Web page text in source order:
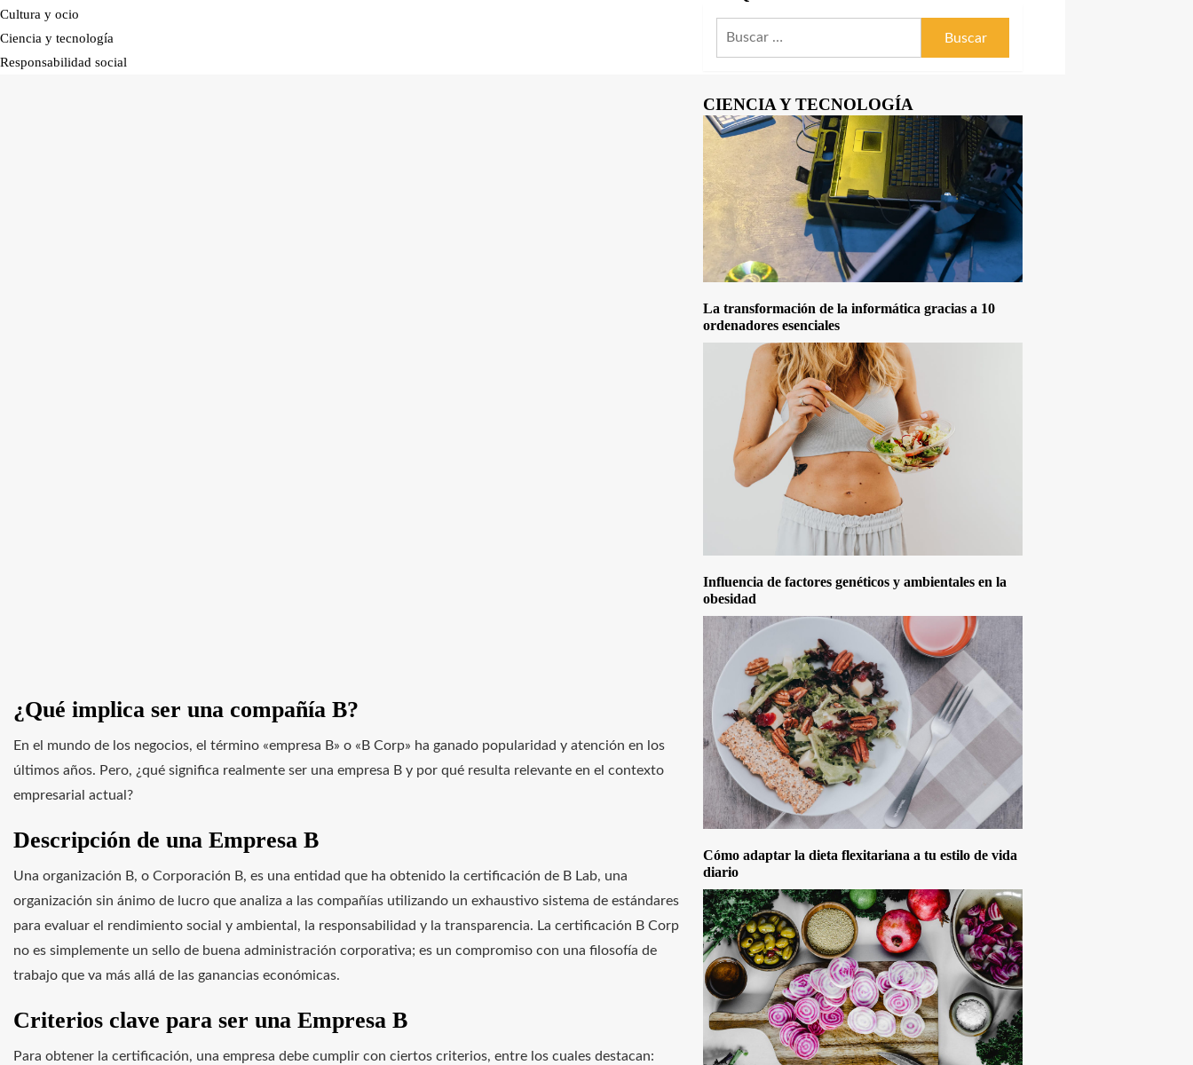
Cultura y ocio
Ciencia y tecnología
Responsabilidad social
¿Qué implica ser una compañía B?
En el mundo de los negocios, el término «empresa B» o «B Corp» ha ganado popularidad y atención en los
últimos años. Pero, ¿qué significa realmente ser una empresa B y por qué resulta relevante en el contexto
empresarial actual?
Descripción de una Empresa B
Una organización B, o Corporación B, es una entidad que ha obtenido la certificación de B Lab, una
organización sin ánimo de lucro que analiza a las compañías utilizando un exhaustivo sistema de estándares
para evaluar el rendimiento social y ambiental, la responsabilidad y la transparencia. La certificación B Corp
no es simplemente un sello de buena administración corporativa; es un compromiso con una filosofía de
trabajo que va más allá de las ganancias económicas.
Criterios clave para ser una Empresa B
Para obtener la certificación, una empresa debe cumplir con ciertos criterios, entre los cuales destacan:
Buscar:
CIENCIA Y TECNOLOGÍA
La transformación de la informática gracias a 10
ordenadores esenciales
Influencia de factores genéticos y ambientales en la
obesidad
Cómo adaptar la dieta flexitariana a tu estilo de vida
diario